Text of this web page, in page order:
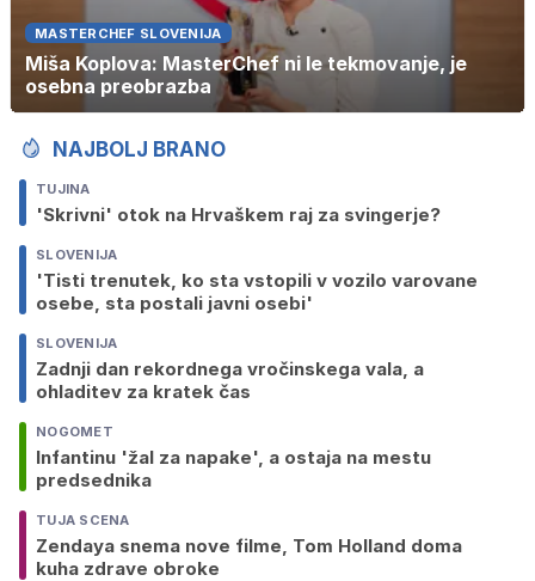
MASTERCHEF SLOVENIJA
Miša Koplova: MasterChef ni le tekmovanje, je
osebna preobrazba
NAJBOLJ BRANO
TUJINA
'Skrivni' otok na Hrvaškem raj za svingerje?
SLOVENIJA
'Tisti trenutek, ko sta vstopili v vozilo varovane
osebe, sta postali javni osebi'
SLOVENIJA
Zadnji dan rekordnega vročinskega vala, a
ohladitev za kratek čas
NOGOMET
Infantinu 'žal za napake', a ostaja na mestu
predsednika
TUJA SCENA
Zendaya snema nove filme, Tom Holland doma
kuha zdrave obroke